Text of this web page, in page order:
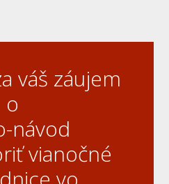
váš záujem
o
návod
vianočné